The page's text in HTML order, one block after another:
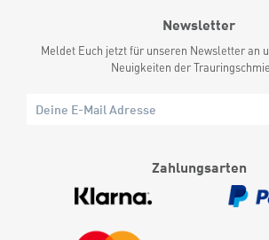
Newsletter
Meldet Euch jetzt für unseren Newsletter an
Neuigkeiten der
Zahlungsarten